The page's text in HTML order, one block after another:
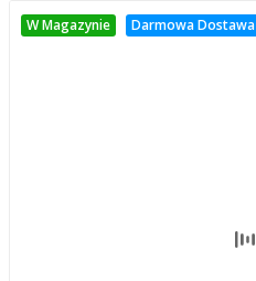
W Magazynie Darmowa Dostawa